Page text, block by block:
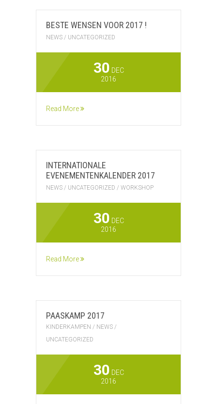
BESTE WENSEN VOOR 2017 !
NEWS / UNCATEGORIZED
30 DEC
2016
Read More
INTERNATIONALE
EVENEMENTENKALENDER 2017
NEWS / UNCATEGORIZED / WORKSHOP
30 DEC
2016
Read More
PAASKAMP 2017
KINDERKAMPEN / NEWS /
UNCATEGORIZED
30 DEC
2016